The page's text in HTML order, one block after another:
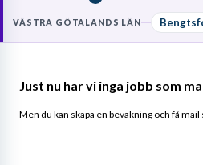
VÄSTRA GÖTALANDS LÄN
Just nu har vi inga jobb som
Men du kan skapa en bevakning och få